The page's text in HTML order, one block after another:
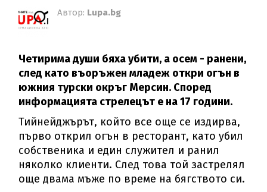
Автор: Lupa.bg
Четирима души бяха убити, а осем - ранени,
след като въоръжен младеж откри огън в
южния турски окръг Мерсин. Според
информацията стрелецът е на 17 години.
Тийнейджърът, който все още се издирва,
първо открил огън в ресторант, като убил
собственика и един служител и ранил
няколко клиенти. След това той застрелял
още двама мъже по време на бягството си.